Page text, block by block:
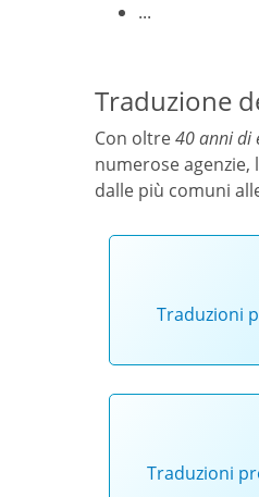
...
Traduzione
Con oltre40 anni di
numerose
dalle più comuni
Traduzioni
Traduzioni